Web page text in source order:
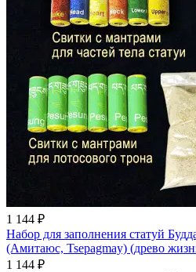
1 144 ₽
Набор для заполнения статуй
(Амитаюс, Tsepagmay) (древо
1 144 ₽